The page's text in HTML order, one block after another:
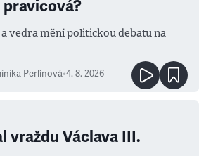
vedra mění politickou debatu na
Perlínová•4. 8. 2026
vraždu Václava III.